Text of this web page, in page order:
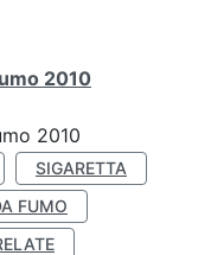
2010
2010
SIGARETTA
FUMO